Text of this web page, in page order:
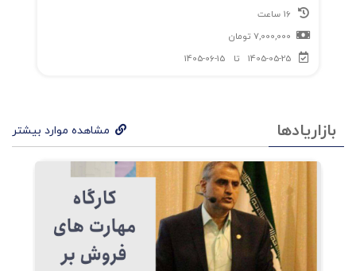
7,000,000 تومان
1405-05-25
تا 1405-06-15
بازاریادها مشاهده موارد بیشتر